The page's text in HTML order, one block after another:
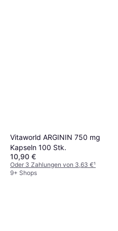
Vitaworld ARGININ 750 mg
Kapseln 100 Stk.
10,90 €
Oder 3 Zahlungen von 3,63 €¹
9+ Shops